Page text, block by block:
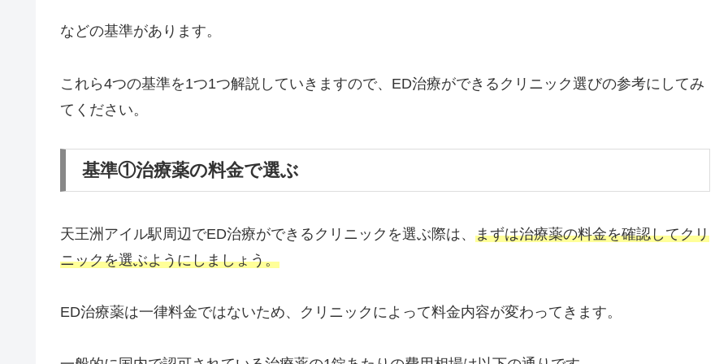
などの基準があります。
これら4つの基準を1つ1つ解説していきますので、ED治療ができるクリニック選びの参考にしてみ
てください。
基準①治療薬の料金で選ぶ
天王洲アイル駅周辺でED治療ができるクリニックを選ぶ際は、 まずは治療薬の料金を確認してクリ
ニックを選ぶようにしましょう。
ED治療薬は一律料金ではないため、クリニックによって料金内容が変わってきます。